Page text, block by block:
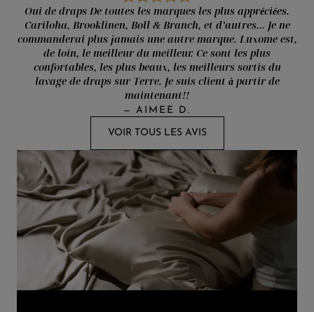
Oui de draps De toutes les marques les plus appréciées.
Cariloha, Brooklinen, Boll & Branch, et d’autres... Je ne
commanderai plus jamais une autre marque. Luxome est,
de loin, le meilleur du meilleur. Ce sont les plus
confortables, les plus beaux, les meilleurs sortis du
lavage de draps sur Terre. Je suis client à partir de
maintenant!!
— AIMEE D.
VOIR TOUS LES AVIS